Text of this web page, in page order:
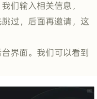
们输入相关信息，
过，后面再邀请，这
界面。我们可以看到